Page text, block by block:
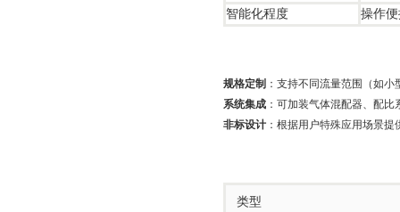
智能化程度
操作
规格定制 ：支持不同流量范围（如
系统集成 ：可加装气体混配器、配
非标设计 ：根据用户特殊应用场景
类型